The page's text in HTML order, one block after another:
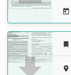


